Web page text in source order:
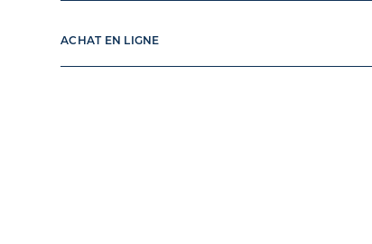
ACHAT EN LIGNE